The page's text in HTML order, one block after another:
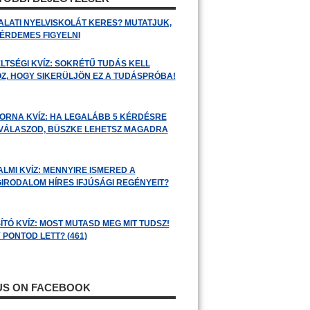
NYELVISKOLÁT KERES? MUTATJUK,
FIGYELNI
KVÍZ: SOKRÉTŰ TUDÁS KELL
HOGY SIKERÜLJÖN EZ A TUDÁSPRÓBA!
KVÍZ: HA LEGALÁBB 5 KÉRDÉSRE
BÜSZKE LEHETSZ MAGADRA
KVÍZ: MENNYIRE ISMERED A
HÍRES IFJÚSÁGI REGÉNYEIT?
KVÍZ: MOST MUTASD MEG MIT TUDSZ!
PONTOD LETT? (461)
ON FACEBOOK